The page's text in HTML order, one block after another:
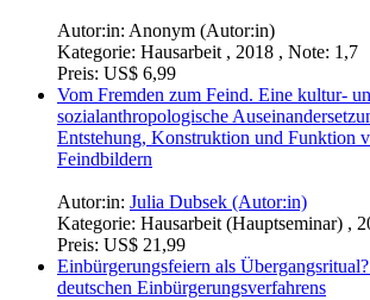
Autor:in: Anonym (Autor:in)
Kategorie: Hausarbeit , 2018 , Note: 1,7
Preis: US$ 6,99
Vom Fremden zum Feind. Eine kultur-
sozialanthropologische
Entstehung, Konstruktion und Funktion
Feindbildern
Autor:in: Julia Dubsek (Autor:in)
Kategorie: Hausarbeit (Hauptseminar) ,
Preis: US$ 21,99
Einbürgerungsfeiern als
deutschen Einbürgerungsverfahrens